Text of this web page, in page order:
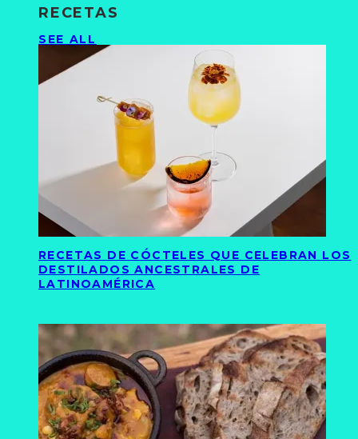
RECETAS
SEE ALL
RECETAS DE CÓCTELES QUE CELEBRAN LOS
DESTILADOS ANCESTRALES DE
LATINOAMÉRICA